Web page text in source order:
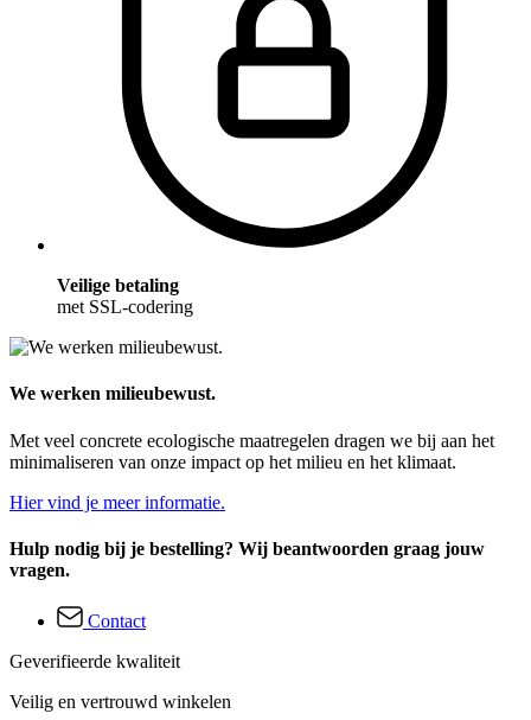
Veilige betaling
met SSL-codering
We werken milieubewust.
Met veel concrete ecologische maatregelen dragen we bij aan het
minimaliseren van onze impact op het milieu en het klimaat.
Hier vind je meer informatie.
Hulp nodig bij je bestelling? Wij beantwoorden graag jouw
vragen.
Contact
Geverifieerde kwaliteit
Veilig en vertrouwd winkelen